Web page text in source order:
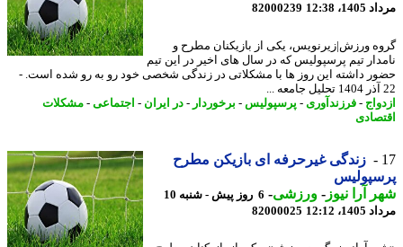
12:38
82000239
ورزش|زیرنویس، یکی از بازیکنان مطرح و
تیم پرسپولیس که در سال های اخیر در این تیم
داشته این روز ها با مشکلاتی در زندگی شخصی خود رو به رو شده است. -
-فرزندآوری - پرسپولیس-برخوردار-در ایران - اجتماعی-مشکلات
زندگی غیرحرفه ای بازیکن مطرح
آرا نیوز-ورزشی-
6 روز پیش - شنبه 10
12:12
82000025